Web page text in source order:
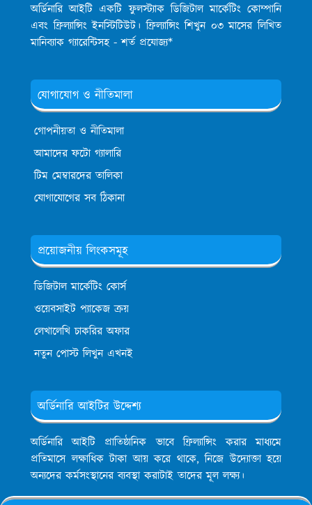
অর্ডিনারি আইটি একটি ফুলস্ট্যাক ডিজিটাল মার্কেটিং কোম্পানি
এবং ফ্রিল্যান্সিং ইনস্টিটিউট। ফ্রিল্যান্সিং শিখুন ০৩ মাসের লিখিত
মানিব্যাক গ্যারেন্টিসহ - শর্ত প্রযোজ্য*
যোগাযোগ ও নীতিমালা
গোপনীয়তা ও নীতিমালা
আমাদের ফটো গ্যালারি
টিম মেম্বারদের তালিকা
যোগাযোগের সব ঠিকানা
প্রয়োজনীয় লিংকসমূহ
ডিজিটাল মার্কেটিং কোর্স
ওয়েবসাইট প্যাকেজ ক্রয়
লেখালেখি চাকরির অফার
নতুন পোস্ট লিখুন এখনই
অর্ডিনারি আইটির উদ্দেশ্য
অর্ডিনারি আইটি প্রাতিষ্ঠানিক ভাবে ফ্রিল্যান্সিং করার মাধ্যমে
প্রতিমাসে লক্ষাধিক টাকা আয় করে থাকে, নিজে উদ্যোক্তা হয়ে
অন্যদের কর্মসংস্থানের ব্যবস্থা করাটাই তাদের মূল লক্ষ্য।